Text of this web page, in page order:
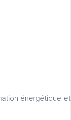
énergétique et